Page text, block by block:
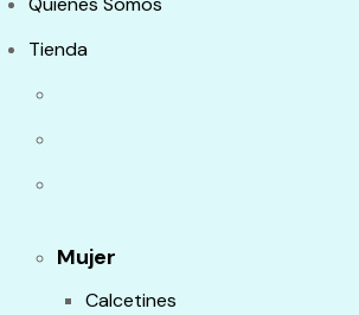
Tienda
Mujer
Calcetines